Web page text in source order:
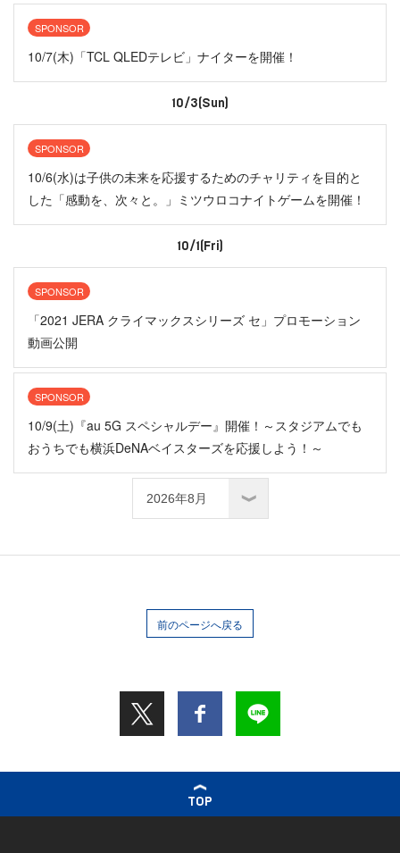
SPONSOR
10/7(木)「TCL QLEDテレビ」ナイターを開催！
10/3(Sun)
SPONSOR
10/6(水)は子供の未来を応援するためのチャリティを目的と
した「感動を、次々と。」ミツウロコナイトゲームを開催！
10/1(Fri)
SPONSOR
「2021 JERA クライマックスシリーズ セ」プロモーション
動画公開
SPONSOR
10/9(土)『au 5G スペシャルデー』開催！～スタジアムでも
おうちでも横浜DeNAベイスターズを応援しよう！～
前のページへ戻る
TOP